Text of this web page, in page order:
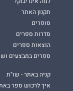
תקנון האתר
סופרים
סדרות ספרים
הוצאות ספרים
ספרים במבצעים
קניה באתר - שו"ת
איך לרכוש ספר